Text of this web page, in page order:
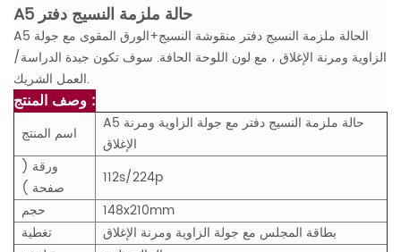
A5 حالة ملزمة النسيج دفتر
A5 الحالة ملزمة النسيج دفتر منقوشة النسيج+الورق المقوى مع جولة
الزاوية ومرنة الإغلاق ، مع لون اللوحة الحافة. سوف تكون جيدة الدراسة/
العمل الشريك.
وصف المنتج :
اسم المنتج
A5 حالة ملزمة النسيج دفتر مع جولة الزاوية ومرنة
الإغلاق
ورقة (
صفحة )
112s/224p
حجم
148x210mm
تغطية
بطاقة المجلس مع جولة الزاوية ومرنة الإغلاق